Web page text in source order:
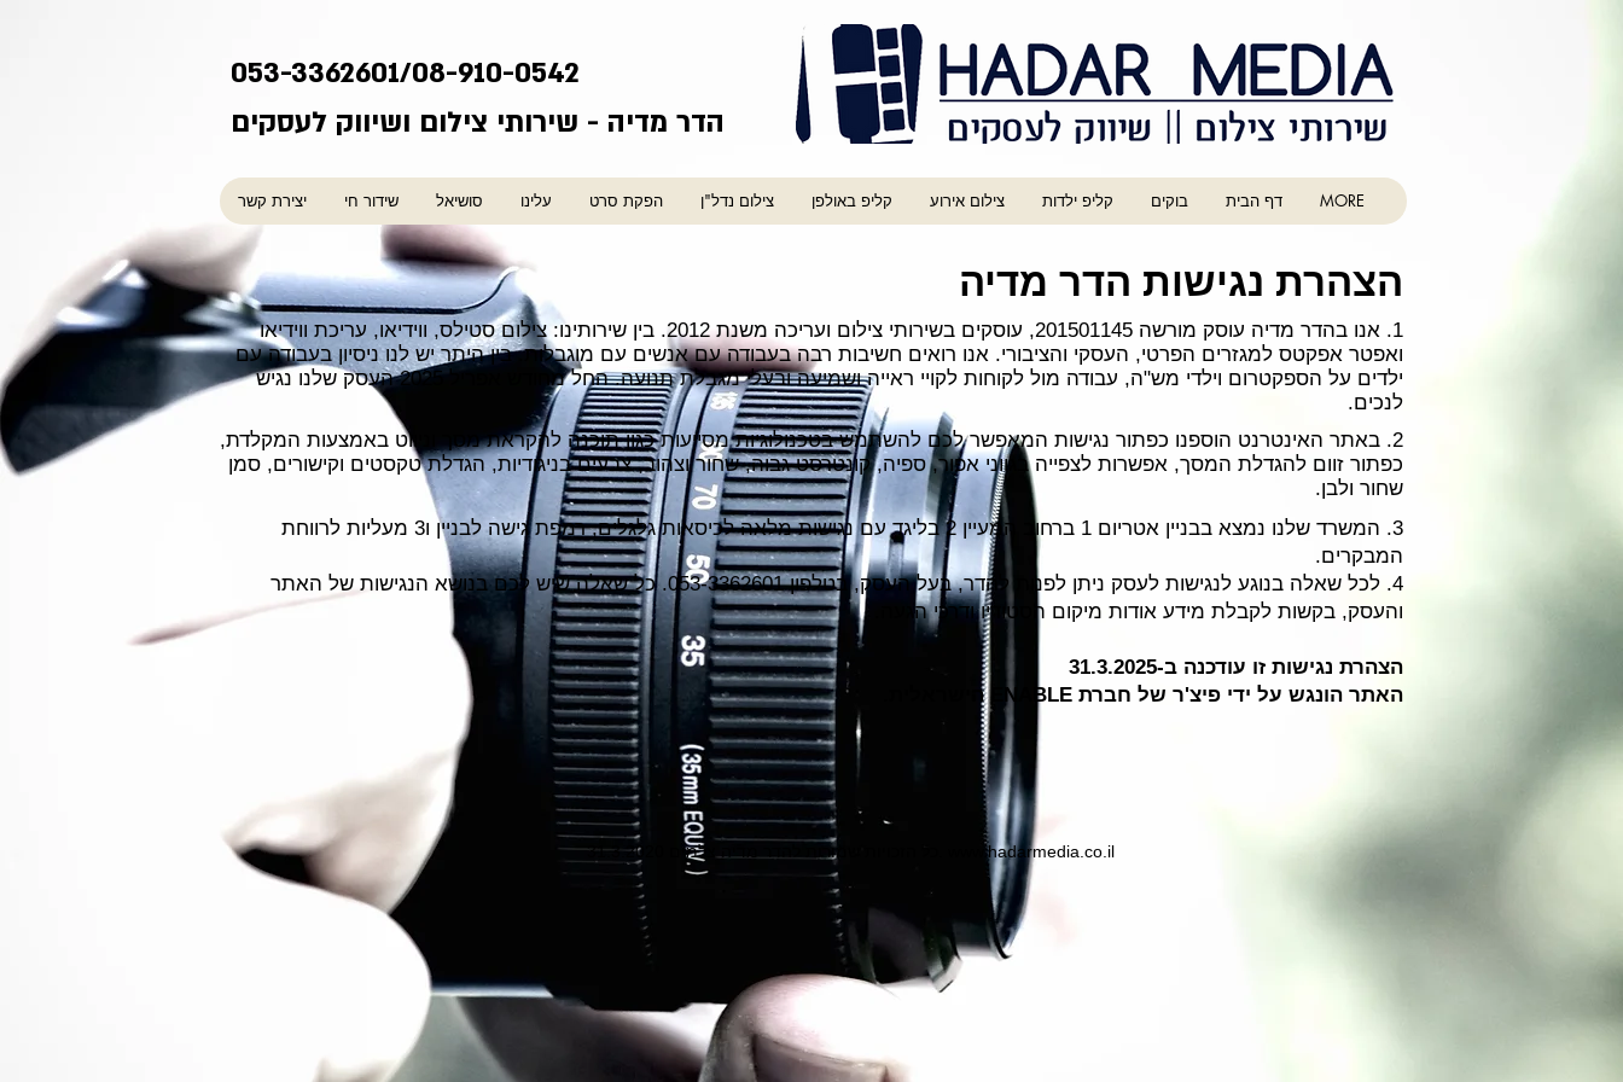
053-3362601/08-910-0542
הדר מדיה - שירותי צילום ושיווק לעסקים
יצירת קשר שידור חי סושיאל עלינו הפקת סרט צילום נדל"ן קליפ באולפן צילום אירוע קליפ ילדות בוקים דף הבית MORE
הצהרת נגישות הדר מדיה
1. אנו בהדר מדיה עוסק מורשה 201501145, עוסקים בשירותי צילום ועריכה משנת 2012. בין שירותינו: צילום סטילס, ווידיאו, עריכת ווידיאו
ואפטר אפקטס למגזרים הפרטי, העסקי והציבורי. אנו רואים חשיבות רבה בעבודה עם אנשים עם מוגבלות. בין היתר יש לנו ניסיון בעבודה עם
ילדים על הספקטרום וילדי מש"ה, עבודה מול לקוחות לקויי ראייה ושמיעה ובעלי מגבלת תנועה.
החל מחודש אפריל 2025 העסק שלנו נגיש
לנכים.
2. באתר האינטרנט הוספנו כפתור נגישות המאפשר לכם להשתמש בטכנולוגיות מסייעות כגון תוכנה להקראת מסך וניווט באמצעות המקלדת,
כפתור זוום להגדלת המסך, אפשרות לצפייה בגווני אפור, ספיה, קונטרסט גבוה, שחור וצהוב, צבעים בניגודיות, הגדלת טקסטים וקישורים, סמן
שחור ולבן.
3. המשרד שלנו נמצא בבניין אטריום 1 ברחוב המעיין 2 בליגד עם נגישות מלאה לכיסאות גלגלים, רמפת גישה לבניין ו3 מעליות לרווחת
המבקרים.
4. לכל שאלה בנוגע לנגישות לעסק ניתן לפנות להדר, בעל העסק, בטלפון 053-3362601. כל שאלה שיש לכם בנושא הנגישות של האתר
והעסק, בקשות לקבלת מידע אודות מיקום הסטודיו ודרכי הגעה.
הצהרת נגישות זו עודכנה ב-31.3.2025
האתר הונגש על ידי פיצ'ר של חברת ENABLE הישראלית.
www.hadarmedia.co.il